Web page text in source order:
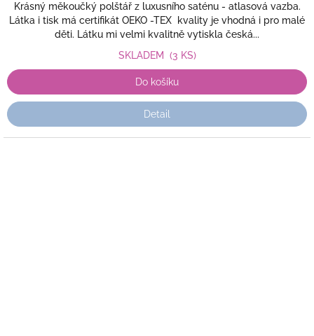
Krásný měkoučký polštář z luxusního saténu - atlasová vazba.
Látka i tisk má certifikát OEKO -TEX kvality je vhodná i pro malé
děti. Látku mi velmi kvalitně vytiskla česká...
SKLADEM (3 KS)
Do košíku
Detail